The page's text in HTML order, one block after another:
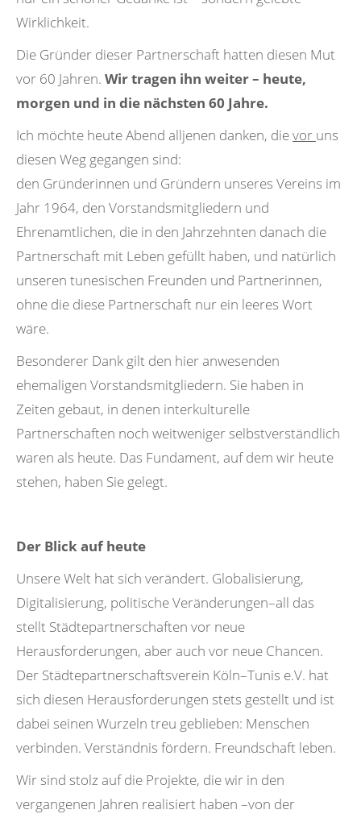
Wirklichkeit.
Die Gründer dieser Partnerschaft hatten diesen Mut
vor 60 Jahren. Wir tragen ihn weiter – heute,
morgen und in die nächsten 60 Jahre.
Ich möchte heute Abend alljenen danken, dievor uns
diesen Weg gegangen sind:
den Gründerinnen und Gründern unseres Vereins im
Jahr 1964, den Vorstandsmitgliedern und
Ehrenamtlichen, die in den Jahrzehnten danach die
Partnerschaft mit Leben gefüllt haben, und natürlich
unseren tunesischen Freunden und Partnerinnen,
ohne die diese Partnerschaft nur ein leeres Wort
wäre.
Besonderer Dank gilt den hier anwesenden
ehemaligen Vorstandsmitgliedern. Sie haben in
Zeiten gebaut, in denen interkulturelle
Partnerschaften noch weitweniger selbstverständlich
waren als heute. Das Fundament, auf dem wir heute
stehen, haben Sie gelegt.
Der Blick auf heute
Unsere Welt hat sich verändert. Globalisierung,
Digitalisierung, politische Veränderungen–all das
stellt Städtepartnerschaften vor neue
Herausforderungen, aber auch vor neue Chancen.
Der Städtepartnerschaftsverein Köln–Tunis e.V. hat
sich diesen Herausforderungen stets gestellt und ist
dabei seinen Wurzeln treu geblieben: Menschen
verbinden. Verständnis fördern. Freundschaft leben.
Wir sind stolz auf die Projekte, die wir in den
vergangenen Jahren realisiert haben –von der